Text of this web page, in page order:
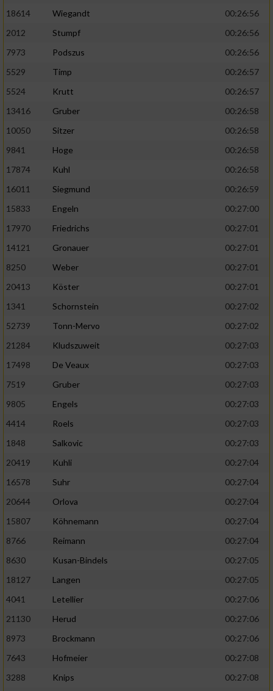
18614
Wiegandt
00:26:56
2012
Stumpf
00:26:56
7973
Podszus
00:26:56
5529
Timp
00:26:57
5524
Krutt
00:26:57
13416
Gruber
00:26:58
10050
Sitzer
00:26:58
9841
Hoge
00:26:58
17874
Kuhl
00:26:58
16011
Siegmund
00:26:59
15833
Engeln
00:27:00
17970
Friedrichs
00:27:01
14121
Gronauer
00:27:01
8250
Weber
00:27:01
20413
Köster
00:27:01
1341
Schornstein
00:27:02
52739
Tonn-Mervo
00:27:02
21284
Kludszuweit
00:27:03
17498
De Veaux
00:27:03
7519
Gruber
00:27:03
9805
Engels
00:27:03
4414
Roels
00:27:03
1848
Salkovic
00:27:03
20419
Kuhli
00:27:04
16578
Suhr
00:27:04
20644
Orlova
00:27:04
15807
Köhnemann
00:27:04
8766
Reimann
00:27:04
8630
Kusan-Bindels
00:27:05
18127
Langen
00:27:05
4041
Letellier
00:27:06
21130
Herud
00:27:06
8973
Brockmann
00:27:06
7643
Hofmeier
00:27:08
3288
Knips
00:27:08